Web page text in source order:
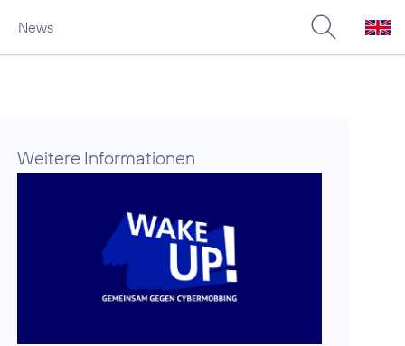
News
Weitere Informationen